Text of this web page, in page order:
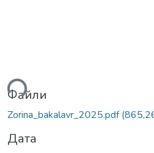
Файли
Zorina_bakalavr_2025.pdf
Дата